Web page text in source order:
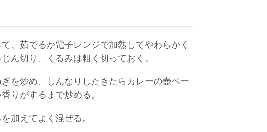
、茹でるか電子レンジで加熱してやわらかく
ん切り、くるみは粗く切っておく。
を炒め、しんなりしたきたらカレーの壺ペー
りがするまで炒める。
加えてよく混ぜる。